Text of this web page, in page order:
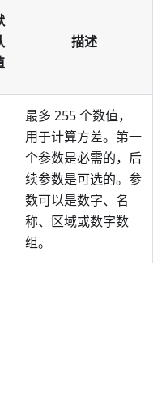
描述
最多 255 个数值，
用于计算方差。第一
个参数是必需的，后
续参数是可选的。参
数可以是数字、名
称、区域或数字数
组。